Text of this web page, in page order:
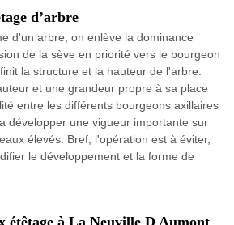
d’arbre
d'un arbre, on enlève la dominance
de la sève en priorité vers le bourgeon
la structure et la hauteur de l'arbre.
et une grandeur propre à sa place
entre les différents bourgeons axillaires
développer une vigueur importante sur
élevés. Bref, l'opération est à éviter,
le développement et la forme de
étêtage à La Neuville D Aumont